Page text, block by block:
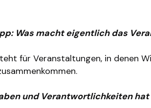
Was macht eigentlich das
für Veranstaltungen, in denen
und Verantwortlichkeiten